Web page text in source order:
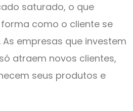
saturado, o que
como o cliente se
empresas que investem
atraem novos clientes,
seus produtos e